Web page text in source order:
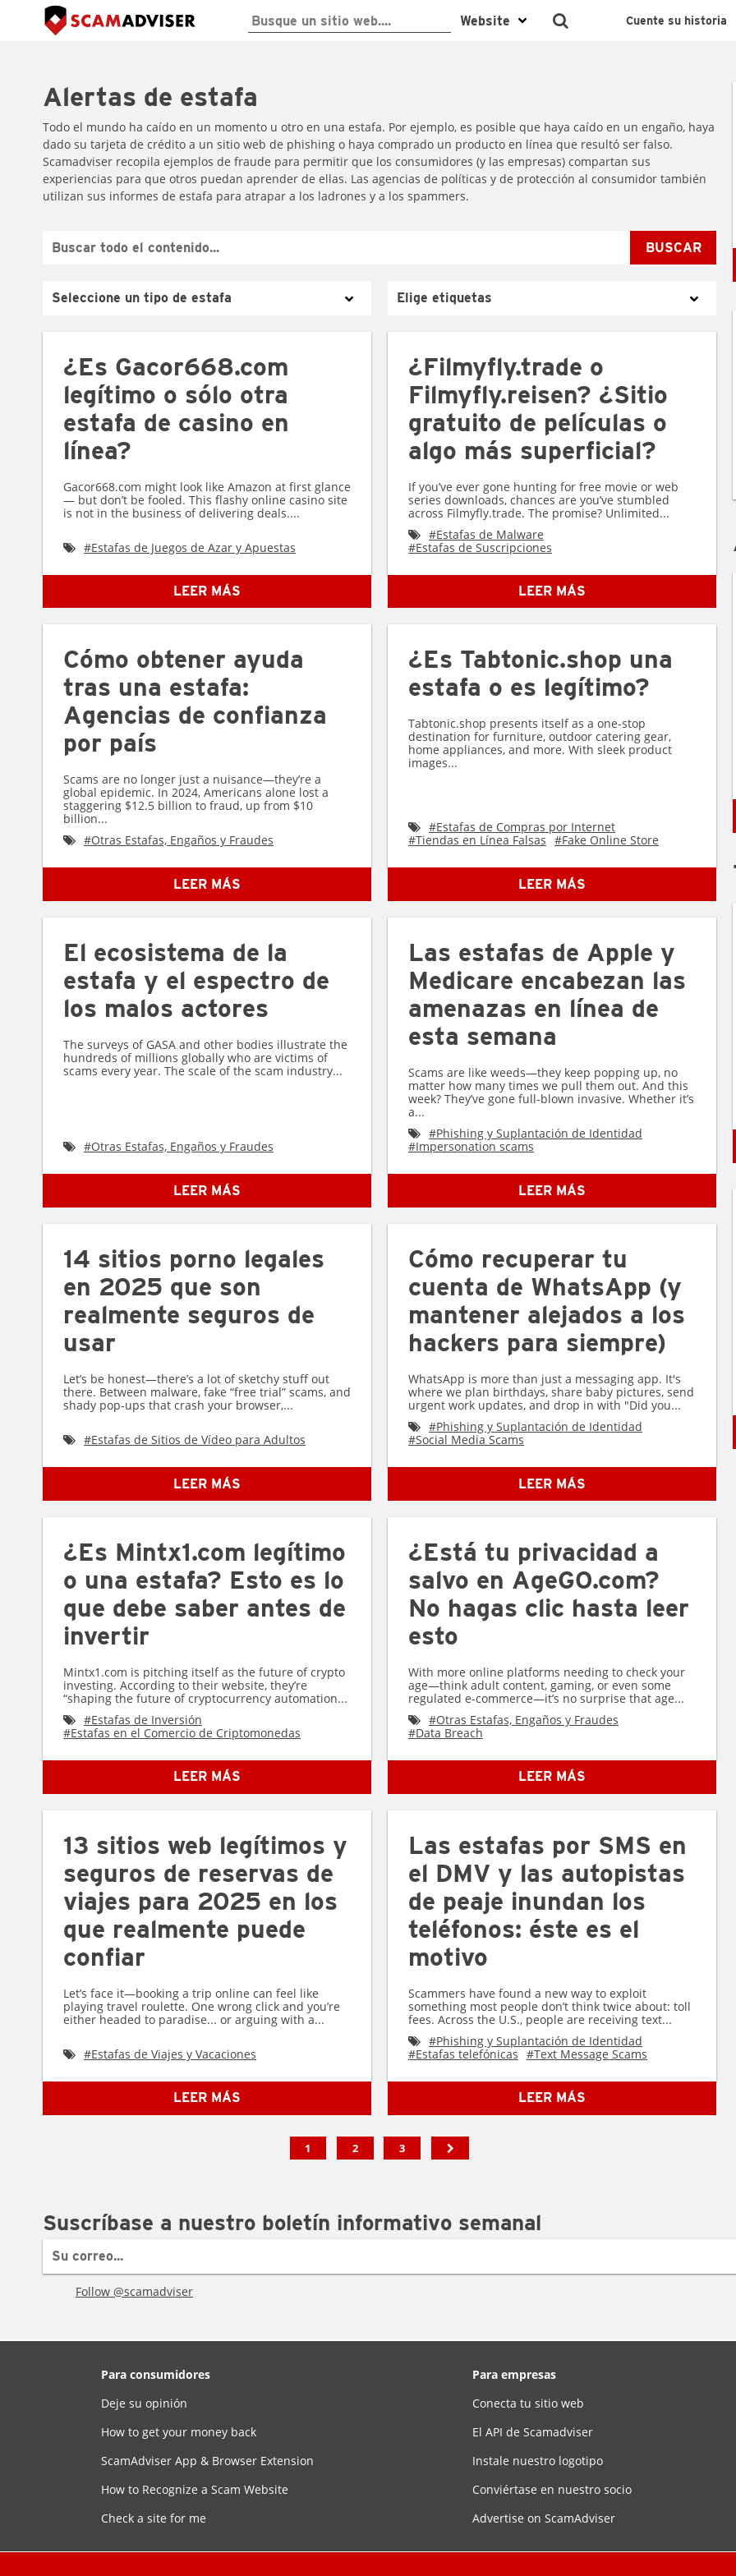
Cuente su historia
Alertas de estafa
Todo el mundo ha caído en un momento u otro en una estafa. Por ejemplo, es posible que haya caído en un engaño, haya
dado su tarjeta de crédito a un sitio web de phishing o haya comprado un producto en línea que resultó ser falso.
Scamadviser recopila ejemplos de fraude para permitir que los consumidores (y las empresas) compartan sus
experiencias para que otros puedan aprender de ellas. Las agencias de políticas y de protección al consumidor también
utilizan sus informes de estafa para atrapar a los ladrones y a los spammers.
BUSCAR
¿Es Gacor668.com
legítimo o sólo otra
estafa de casino en
línea?
Gacor668.com might look like Amazon at first glance
— but don’t be fooled. This flashy online casino site
is not in the business of delivering deals....
#Estafas de Juegos de Azar y Apuestas
LEER MÁS
¿Filmyfly.trade o
Filmyfly.reisen? ¿Sitio
gratuito de películas o
algo más superficial?
If you’ve ever gone hunting for free movie or web
series downloads, chances are you’ve stumbled
across Filmyfly.trade. The promise? Unlimited...
#Estafas de Malware
#Estafas de Suscripciones
LEER MÁS
Cómo obtener ayuda
tras una estafa:
Agencias de confianza
por país
Scams are no longer just a nuisance—they’re a
global epidemic. In 2024, Americans alone lost a
staggering $12.5 billion to fraud, up from $10
billion...
#Otras Estafas, Engaños y Fraudes
LEER MÁS
¿Es Tabtonic.shop una
estafa o es legítimo?
Tabtonic.shop presents itself as a one-stop
destination for furniture, outdoor catering gear,
home appliances, and more. With sleek product
images...
#Estafas de Compras por Internet
#Tiendas en Línea Falsas #Fake Online Store
LEER MÁS
El ecosistema de la
estafa y el espectro de
los malos actores
The surveys of GASA and other bodies illustrate the
hundreds of millions globally who are victims of
scams every year. The scale of the scam industry...
#Otras Estafas, Engaños y Fraudes
LEER MÁS
Las estafas de Apple y
Medicare encabezan las
amenazas en línea de
esta semana
Scams are like weeds—they keep popping up, no
matter how many times we pull them out. And this
week? They’ve gone full-blown invasive. Whether it’s
a...
#Phishing y Suplantación de Identidad
#Impersonation scams
LEER MÁS
14 sitios porno legales
en 2025 que son
realmente seguros de
usar
Let’s be honest—there’s a lot of sketchy stuff out
there. Between malware, fake “free trial” scams, and
shady pop-ups that crash your browser,...
#Estafas de Sitios de Vídeo para Adultos
LEER MÁS
Cómo recuperar tu
cuenta de WhatsApp (y
mantener alejados a los
hackers para siempre)
WhatsApp is more than just a messaging app. It's
where we plan birthdays, share baby pictures, send
urgent work updates, and drop in with "Did you...
#Phishing y Suplantación de Identidad
#Social Media Scams
LEER MÁS
¿Es Mintx1.com legítimo
o una estafa? Esto es lo
que debe saber antes de
invertir
Mintx1.com is pitching itself as the future of crypto
investing. According to their website, they’re
“shaping the future of cryptocurrency automation...
#Estafas de Inversión
#Estafas en el Comercio de Criptomonedas
LEER MÁS
¿Está tu privacidad a
salvo en AgeGO.com?
No hagas clic hasta leer
esto
With more online platforms needing to check your
age—think adult content, gaming, or even some
regulated e-commerce—it’s no surprise that age...
#Otras Estafas, Engaños y Fraudes
#Data Breach
LEER MÁS
13 sitios web legítimos y
seguros de reservas de
viajes para 2025 en los
que realmente puede
confiar
Let’s face it—booking a trip online can feel like
playing travel roulette. One wrong click and you’re
either headed to paradise... or arguing with a...
#Estafas de Viajes y Vacaciones
LEER MÁS
Las estafas por SMS en
el DMV y las autopistas
de peaje inundan los
teléfonos: éste es el
motivo
Scammers have found a new way to exploit
something most people don’t think twice about: toll
fees. Across the U.S., people are receiving text...
#Phishing y Suplantación de Identidad
#Estafas telefónicas #Text Message Scams
LEER MÁS
1 2 3
Suscríbase a nuestro boletín informativo semanal
Follow @scamadviser
Para consumidores
Deje su opinión
How to get your money back
ScamAdviser App & Browser Extension
How to Recognize a Scam Website
Check a site for me
Para empresas
Conecta tu sitio web
El API de Scamadviser
Instale nuestro logotipo
Conviértase en nuestro socio
Advertise on ScamAdviser